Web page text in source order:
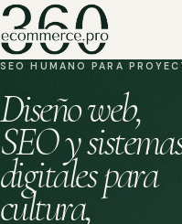
SEO HUMANO PARA
Diseño web,
SEO y
digitales para
cultura,